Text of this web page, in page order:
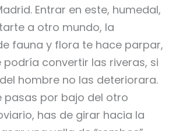
Entrar en este, humedal,
a otro mundo, la
fauna y flora te hace parpar,
podría convertir las riveras, si
hombre no las deteriorara.
pasas por bajo del otro
has de girar hacia la